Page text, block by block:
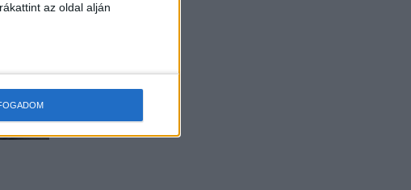
az oldal alján